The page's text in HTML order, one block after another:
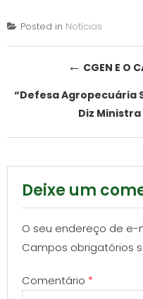
Posted in Notícias
navigation
← CGEN E O
“Defesa Agropecuária
Diz
Deixe um
O seu endereço de e-
Campos obrigatórios
Comentário *